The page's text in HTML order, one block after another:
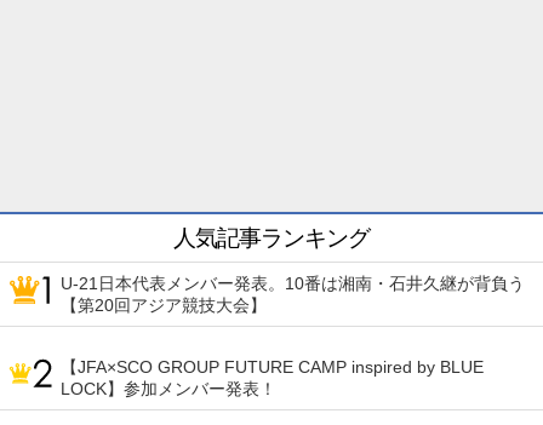
人気記事ランキング
U-21日本代表メンバー発表。10番は湘南・石井久継が背負う
【第20回アジア競技大会】
【JFA×SCO GROUP FUTURE CAMP inspired by BLUE
LOCK】参加メンバー発表！